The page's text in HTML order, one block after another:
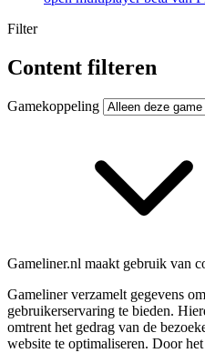
Filter
Content filteren
Gamekoppeling
Gameliner.nl maakt gebruik van
Gameliner verzamelt gegevens
gebruikerservaring te bieden.
omtrent het gedrag van de
website te optimaliseren. Door